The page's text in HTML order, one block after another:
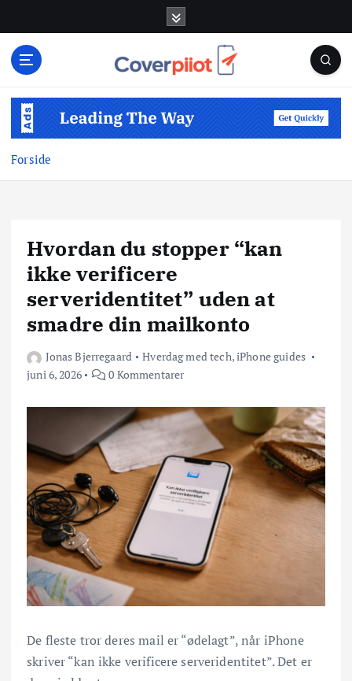
Forside
Hvordan du stopper “kan
ikke verificere
serveridentitet” uden at
smadre din mailkonto
Jonas Bjerregaard Hverdag med tech,iPhone guides
juni 6, 2026
0 Kommentarer
De fleste tror deres mail er “ødelagt”, når iPhone
skriver “kan ikke verificere serveridentitet”. Det er